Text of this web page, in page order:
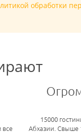
обработки
15000
Абхазии. Свыше